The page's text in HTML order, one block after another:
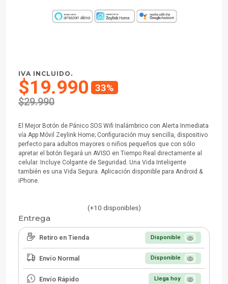
IVA INCLUIDO.
$19.990
$29.990
33%
El Mejor Botón de Pánico SOS Wifi Inalámbrico con Alerta Inmediata
vía App Móvil Zeylink Home; Configuración muy sencilla, dispositivo
perfecto para adultos mayores o niños pequeños que con sólo
apretar el botón llegará un AVISO en Tiempo Real directamente al
celular. Incluye Colgante de Seguridad. Una Vida Inteligente
también es una Vida Segura. Aplicación disponible para Android &
iPhone.
(+10 disponibles)
Entrega
Retiro en Tienda Disponible
Envío Normal Disponible
Envío Rápido Llega hoy